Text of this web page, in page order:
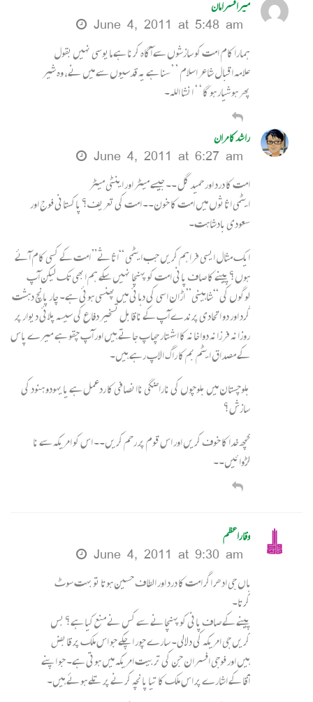
میرافسرامان
June 4, 2011 at 5:48 am
ہمارا کام امت کو سازشوں سے آگاہ کرنا ہے مایوسی نہیں بقول
علامہ اقبال شاعر اسلام ’’سنا ہے یہ قدسیوں سے میں نے، وہ شیر
پھر ہوشیار ہو گا‘‘ انشا اللہ۔
راشد کامران
June 4, 2011 at 6:27 am
امت کا درد اور حمید گل ۔۔ جیسے میٹر اور اینٹی میٹر
ایٹمی اثاثوں میں امت کا خون۔۔ امت کی تعریف؟ پاکستانی فوج اور
سعودی بادشاہت۔
ایک مثال ایسی فراہم کریں جب ایٹمی “اثاثے” امت کے کسی کام آئے
ہوں؟ پینے کا صاف پانی امت کو پہنچا نہیں سکے ہم ابھی تک لیکن آپ
لوگوں کی “شاہینی” اڑان اسی کی دہائی میں پھنسی ہوئی ہے۔ چار پانچ دہشت
گرد اور دو اتحادی پرندے آپ کے ناقابل تسخیر دفاع کی سیسہ پلائی دیوار پر
روزانہ فرزانہ دواخانہ کا اشہتار چھاپ جاتے ہیں اور آپ چقو ہے میرے پاس
کے مصداق ایٹم بم کا راگ الاپ رہے ہیں۔
بلوچستان میں‌ بلوچوں کی ناراضگی ناانصافی کا ردعمل ہے یا یہودو ہنود کی
سازش؟
کچھ خدا کا خوف کریں اور اس قوم پر رحم کریں۔۔ اس کو امریکہ سے نا
لڑوائیں۔۔
وقاراعظم
June 4, 2011 at 9:30 am
ہاں جی ادھر اگر امت کا درد اور الطاف حسین ہوتا تو بہت سوٹ
کرتا۔
پینے کے صاف پانی کو پہنچانے سے کس نے منع کیا ہے؟ بس
کریں جی امریکہ کی دلالی۔ سارے چور اچکے جو اس ملک پر قابض
ہیں اور فوجی افسران جن کی تربیت امریکہ میں ہوتی ہے۔ جو اپنے
آقا کے اشارے پر اس ملک کا تیا پانچہ کرنے پر تلے ہوئے ہیں۔